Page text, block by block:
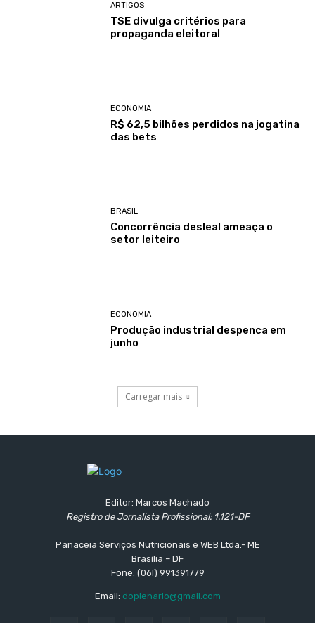
ARTIGOS
TSE divulga critérios para
propaganda eleitoral
ECONOMIA
R$ 62,5 bilhões perdidos na jogatina
das bets
BRASIL
Concorrência desleal ameaça o
setor leiteiro
ECONOMIA
Produção industrial despenca em
junho
Carregar mais
Editor: Marcos Machado
Registro de Jornalista Profissional: 1.121-DF
Panaceia Serviços Nutricionais e WEB Ltda.- ME
Brasília – DF
Fone: (06l) 991391779
Email: doplenario@gmail.com